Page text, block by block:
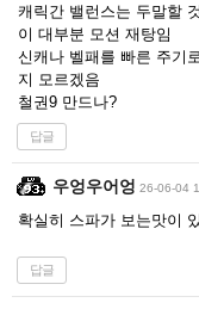
캐릭간 밸런스는 두말할
이 대부분 모션 재탕임
신캐나 벨패를 빠른 주기
지 모르겠음
철권9 만드나?
답글
우엉우어엉 26-06-04
확실히 스파가 보는맛이
답글